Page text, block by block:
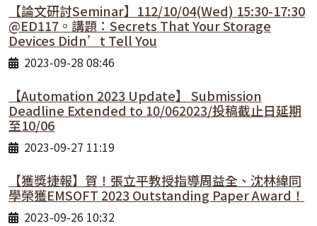
【論文研討Seminar】112/10/04(Wed) 15:30-17:30
@ED117。講題：Secrets That Your Storage
Devices Didn’t Tell You
2023-09-28 08:46
【Automation 2023 Update】 Submission
Deadline Extended to 10/062023/投稿截止日延期
至10/06
2023-09-27 11:19
【獲獎捷報】賀！張立平教授指導周益全、沈林緯同
學榮獲EMSOFT 2023 Outstanding Paper Award！
2023-09-26 10:32